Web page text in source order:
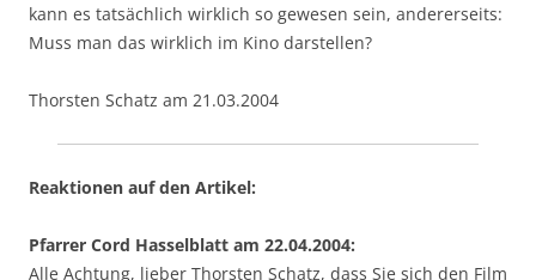
kann es tatsächlich wirklich so gewesen sein, andererseits:
Muss man das wirklich im Kino darstellen?
Thorsten Schatz am 21.03.2004
Reaktionen auf den Artikel:
Pfarrer Cord Hasselblatt am 22.04.2004:
Alle Achtung, lieber Thorsten Schatz, dass Sie sich den Film